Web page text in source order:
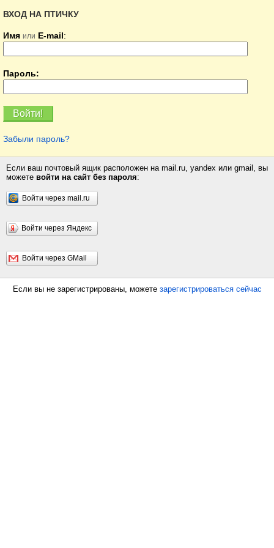
ВХОД НА ПТИЧКУ
Имя или E-mail:
Пароль:
Забыли пароль?
Если ваш почтовый ящик расположен на mail.ru, yandex или gmail, вы
можете войти на сайт без пароля:
Войти через mail.ru
Войти через Яндекс
Войти через GMail
Если вы не зарегистрированы, можете зарегистрироваться сейчас